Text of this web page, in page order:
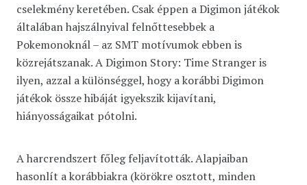
cselekmény keretében. Csak éppen a Digimon játékok
általában hajszálnyival felnőttesebbek a
Pokemonoknál – az SMT motívumok ebben is
közrejátszanak. A Digimon Story: Time Stranger is
ilyen, azzal a különséggel, hogy a korábbi Digimon
játékok össze hibáját igyekszik kijavítani,
hiányosságaikat pótolni.
A harcrendszert főleg feljavították. Alapjaiban
hasonlít a korábbiakra (körökre osztott, minden